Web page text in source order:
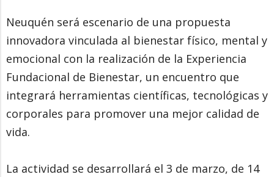
Neuquén será escenario de una propuesta
innovadora vinculada al bienestar físico, mental y
emocional con la realización de la Experiencia
Fundacional de Bienestar, un encuentro que
integrará herramientas científicas, tecnológicas y
corporales para promover una mejor calidad de
vida.
La actividad se desarrollará el 3 de marzo, de 14